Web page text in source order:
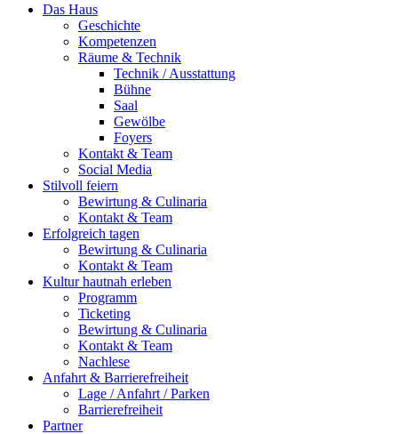
Das Haus
Geschichte
Kompetenzen
Räume & Technik
Technik / Ausstattung
Bühne
Saal
Gewölbe
Foyers
Kontakt & Team
Social Media
Stilvoll feiern
Bewirtung & Culinaria
Kontakt & Team
Erfolgreich tagen
Bewirtung & Culinaria
Kontakt & Team
Kultur hautnah erleben
Programm
Ticketing
Bewirtung & Culinaria
Kontakt & Team
Nachlese
Anfahrt & Barrierefreiheit
Lage / Anfahrt / Parken
Barrierefreiheit
Partner